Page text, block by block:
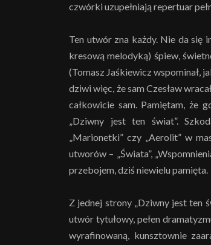
czwórki uzupełniają repertuar
Ten utwór zna każdy. Nie da się
kresową melodyką) śpiew,
(Tomasz Jaśkiewicz wspominał,
dziwi więc, że sam Czesław
całkowicie sam. Pamiętam, że
„Dziwny jest ten świat”.
„Marionetki” czy „Aerolit” w
utworów – „Świata”,
przebojem, dziś niewielu pamięta.
Z jednej strony „Dziwny jest ten
utwór tytułowy, pełen
wyrafinowaną, kunsztownie